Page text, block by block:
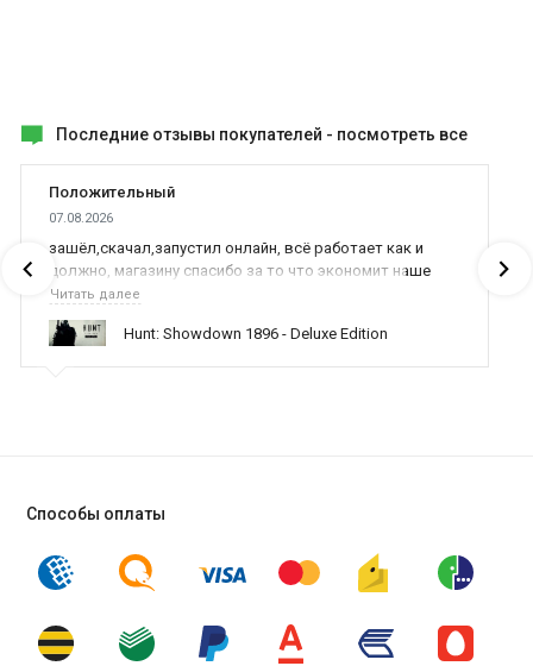
Последние отзывы покупателей - посмотреть все
Положительный
07.08.2026
зашёл,скачал,запустил онлайн, всё работает как и
должно, магазину спасибо за то что экономит наше
время,нервы и деньги, ребята вы красава оказываете
поддержку населению и походу из всех только вы и
оказываете помощь
Читать далее
Hunt: Showdown 1896 - Deluxe Edition
Способы оплаты